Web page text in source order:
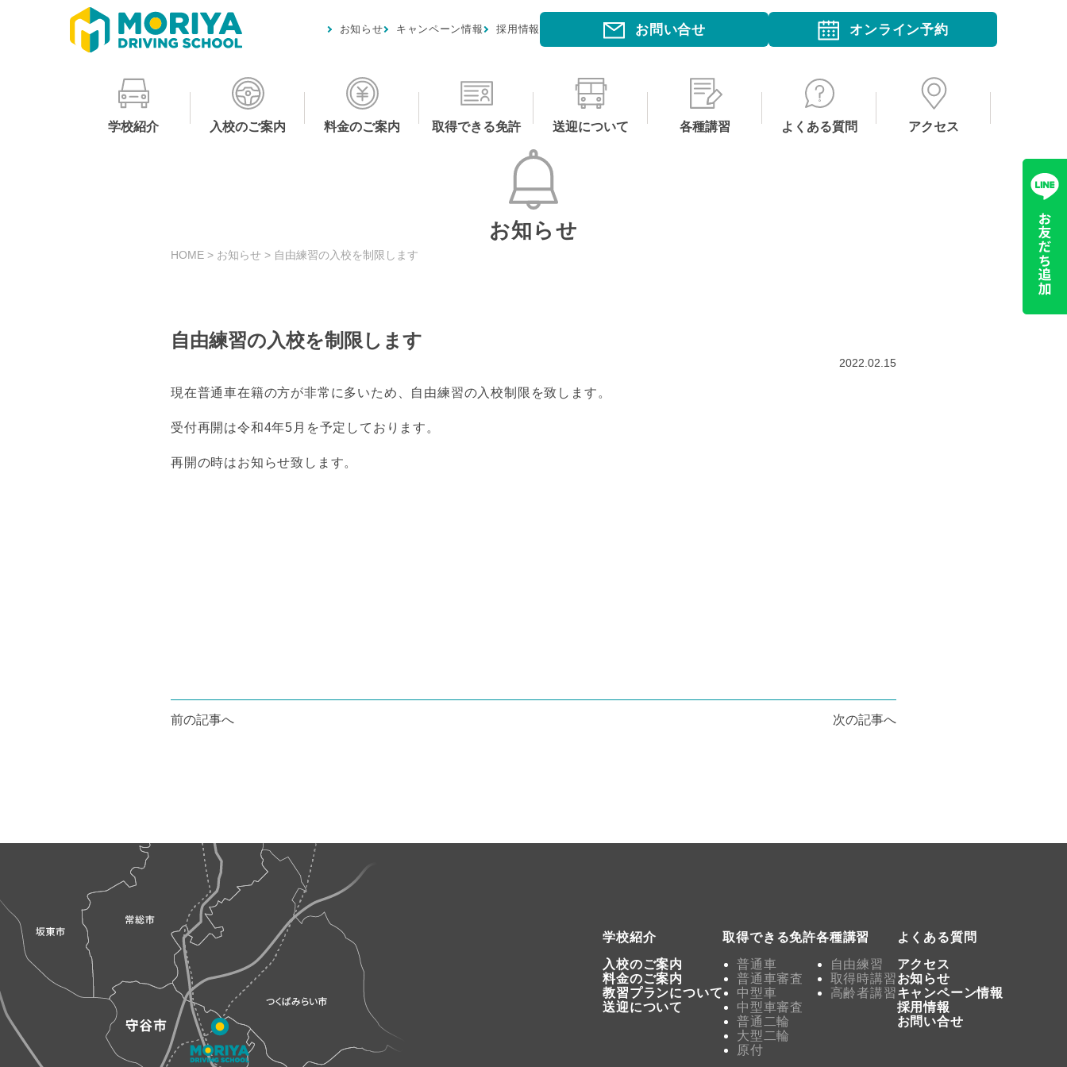
お知らせ キャンペーン情報 採用情報 お問い合せ オンライン予約
学校紹介 入校のご案内 料金のご案内 取得できる免許 送迎について 各種講習 よくある質問 アクセス
お知らせ
HOME > お知らせ > 自由練習の入校を制限します
自由練習の入校を制限します
2022.02.15
現在普通車在籍の方が非常に多いため、自由練習の入校制限を致します。
受付再開は令和4年5月を予定しております。
再開の時はお知らせ致します。
投
稿
シ
前の記事へ 次の記事へ
学校紹介
入校のご案内
料金のご案内
教習プランについて
送迎について
取得できる免許
普通車
普通車審査
中型車
中型車審査
普通二輪
大型二輪
原付
各種講習
自由練習
取得時講習
高齢者講習
よくある質問
アクセス
お知らせ
キャンペーン情報
採用情報
お問い合せ